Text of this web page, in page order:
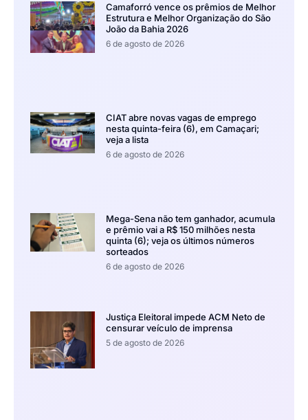
Camaforró vence os prêmios de Melhor
Estrutura e Melhor Organização do São
João da Bahia 2026
6 de agosto de 2026
CIAT abre novas vagas de emprego
nesta quinta-feira (6), em Camaçari;
veja a lista
6 de agosto de 2026
Mega-Sena não tem ganhador, acumula
e prêmio vai a R$ 150 milhões nesta
quinta (6); veja os últimos números
sorteados
6 de agosto de 2026
Justiça Eleitoral impede ACM Neto de
censurar veículo de imprensa
5 de agosto de 2026